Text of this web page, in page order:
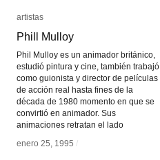
artistas
Phill Mulloy
Phil Mulloy es un animador británico,
estudió pintura y cine, también trabajó
como guionista y director de películas
de acción real hasta fines de la
década de 1980 momento en que se
convirtió en animador. Sus
animaciones retratan el lado
enero 25, 1995 /
artistas
Phill Mulloy
enero 25, 1995 /